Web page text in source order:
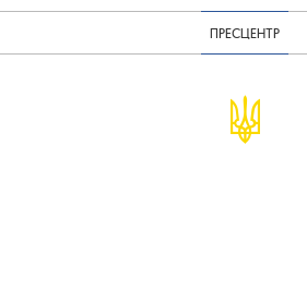
ПРЕСЦЕНТР